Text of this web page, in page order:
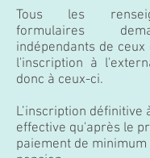
Tous les
formulaires
indépendants de
l'inscription à
donc à ceux-ci.
L’inscription définitive
effective qu'après le
paiement de minimum